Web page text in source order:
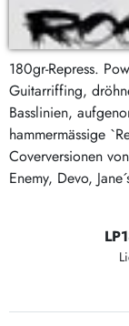
180gr-Repress.
Guitarriffing,
Basslinien,
hammermässige
Coverversionen
Enemy, Devo,